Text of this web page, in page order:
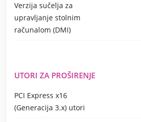
Verzija sučelja za
upravljanje stolnim
računalom (DMI)
UTORI ZA PROŠIRENJE
PCI Express x16
(Generacija 3.x) utori